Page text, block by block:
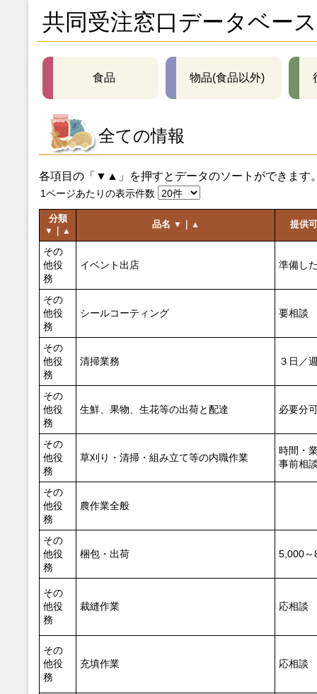
共同受注窓口データベース
食品 物品(食品以外)
全ての情報
各項目の「▼▲」を押すとデータのソートができます
1ページあたりの表示件数
分類
▼ ▲
品名 ▼ ▲ 提供
その
他役
務
イベント出店 準備し
その
他役
務
シールコーティング 要相談
その
他役
務
清掃業務 ３日／
その
他役
務
生鮮、果物、生花等の出荷と配達 必要分
その
他役
務
草刈り・清掃・組み立て等の内職作業
時間・
事前相
その
他役
務
農作業全般
その
他役
務
梱包・出荷 5,000～
その
他役
務
裁縫作業 応相談
その
他役
務
充填作業 応相談